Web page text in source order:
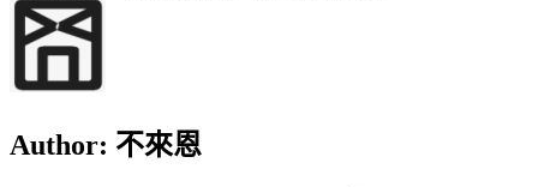
Author: 不來恩